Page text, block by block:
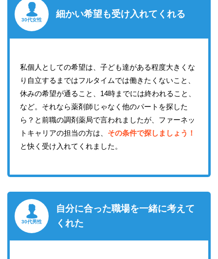
30代女性
細かい希望も受け入れてくれる
私個人としての希望は、子ども達がある程度大きくな
り自立するまではフルタイムでは働きたくないこと、
休みの希望が通ること、14時までには終われること、
など。それなら薬剤師じゃなく他のパートを探した
ら？と前職の調剤薬局で言われましたが、ファーネッ
トキャリアの担当の方は、 その条件で探しましょう！
と快く受け入れてくれました。
30代男性
自分に合った職場を一緒に考えて
くれた